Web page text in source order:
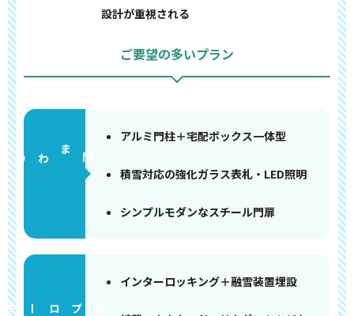
設計が重視される
ご要望の多いプラン
門まわり
アルミ門柱＋宅配ボックス一体型
積雪対応の強化ガラス表札・LED照明
シンプルモダンなスチール門扉
アプローチ
インターロッキング＋融雪装置埋設